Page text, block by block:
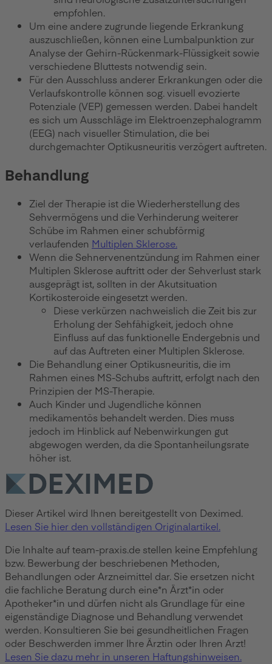
empfohlen.
Um eine andere zugrunde liegende Erkrankung
auszuschließen, können eine Lumbalpunktion zur
Analyse der Gehirn-Rückenmark-Flüssigkeit sowie
verschiedene Bluttests notwendig sein.
Für den Ausschluss anderer Erkrankungen oder die
Verlaufskontrolle können sog. visuell evozierte
Potenziale (VEP) gemessen werden. Dabei handelt
es sich um Ausschläge im Elektroenzephalogramm
(EEG) nach visueller Stimulation, die bei
durchgemachter Optikusneuritis verzögert auftreten.
Behandlung
Ziel der Therapie ist die Wiederherstellung des
Sehvermögens und die Verhinderung weiterer
Schübe im Rahmen einer schubförmig
verlaufenden Multiplen Sklerose.
Wenn die Sehnervenentzündung im Rahmen einer
Multiplen Sklerose auftritt oder der Sehverlust stark
ausgeprägt ist, sollten in der Akutsituation
Kortikosteroide eingesetzt werden.
Diese verkürzen nachweislich die Zeit bis zur
Erholung der Sehfähigkeit, jedoch ohne
Einfluss auf das funktionelle Endergebnis und
auf das Auftreten einer Multiplen Sklerose.
Die Behandlung einer Optikusneuritis, die im
Rahmen eines MS-Schubs auftritt, erfolgt nach den
Prinzipien der MS-Therapie.
Auch Kinder und Jugendliche können
medikamentös behandelt werden. Dies muss
jedoch im Hinblick auf Nebenwirkungen gut
abgewogen werden, da die Spontanheilungsrate
höher ist.
Dieser Artikel wird Ihnen bereitgestellt von Deximed.
Lesen Sie hier den vollständigen Originalartikel.
Die Inhalte auf team-praxis.de stellen keine Empfehlung
bzw. Bewerbung der beschriebenen Methoden,
Behandlungen oder Arzneimittel dar. Sie ersetzen nicht
die fachliche Beratung durch eine*n Ärzt*in oder
Apotheker*in und dürfen nicht als Grundlage für eine
eigenständige Diagnose und Behandlung verwendet
werden. Konsultieren Sie bei gesundheitlichen Fragen
oder Beschwerden immer Ihre Ärztin oder Ihren Arzt!
Lesen Sie dazu mehr in unseren Haftungshinweisen.